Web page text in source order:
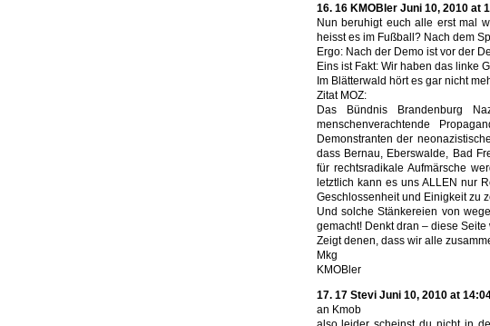
16. 16 KMOBler Juni 10, 2010 at
Nun beruhigt euch alle erst mal
heisst es im Fußball? Nach dem
Ergo: Nach der Demo ist vor der
Eins ist Fakt: Wir haben das linke
Im Blätterwald hört es gar nicht
Zitat MOZ:
Das Bündnis Brandenburg
menschenverachtende
Demonstranten der
dass Bernau, Eberswalde, Bad
für rechtsradikale Aufmärsche
letztlich kann es uns ALLEN nur
Geschlossenheit und Einigkeit zu
Und solche Stänkereien von
gemacht! Denkt dran – diese
Zeigt denen, dass wir alle
Mkg
KMOBler
17. 17 Stevi Juni 10, 2010 at
an Kmob